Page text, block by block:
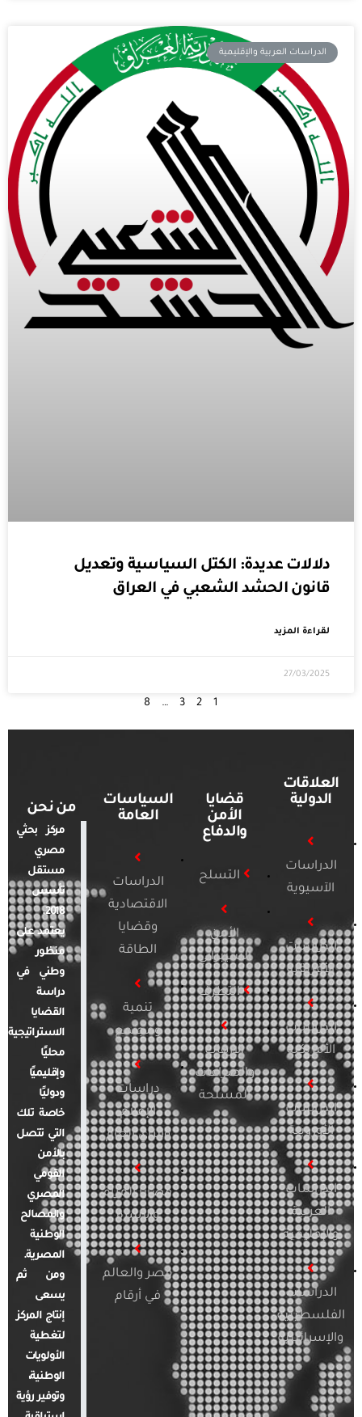
الدراسات العربية والإقليمية
دلالات عديدة: الكتل السياسية وتعديل
قانون الحشد الشعبي في العراق
لقراءة المزيد
27/03/2025
1
2
3
…
8
العلاقات
الدولية
الدراسات
الآسيوية
الدراسات
الأفريقية
الدراسات
الأمريكية
الدراسات
الأوروبية
الدراسات
العربية
والإقليمية
الدراسات
الفلسطينية
والإسرائيلية
قضايا
الأمن
والدفاع
التسلح
الأمن
السيبراني
التطرف
الإرهاب
والصراعات
المسلحة
السياسات
العامة
الدراسات
الاقتصادية
وقضايا
الطاقة
تنمية
ومجتمع
دراسات
الإعلام
والرأي العام
قضايا المرأة
والأسرة
مصر والعالم
في أرقام
من نحن
مركز بحثي
مصري
مستقل
تأسس
2018.
يعتمد على
منظور
وطني في
دراسة
القضايا
الاستراتيجية
محليًا
وإقليميًا
ودوليًا
خاصة تلك
التي تتصل
بالأمن
القومي
المصري
والمصالح
الوطنية
المصرية.
ومن ثم
يسعى
إنتاج المركز
لتغطية
الأولويات
الوطنية،
وتوفير رؤية